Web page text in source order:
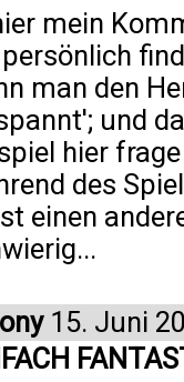
mein
man den
und
hier
des
einen
15. Juni